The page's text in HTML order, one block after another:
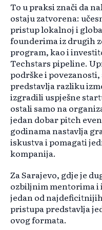
To u praksi znači da
ostaju zatvorena:
pristup lokalnoj i
founderima iz drugih
program, kao i
Techstars pipeline.
podrške i povezanosti,
predstavlja razliku
izgradili uspješne
ostali samo na
jedan dobar pitch
godinama nastavlja
iskustva i pomagati
kompanija.
Za Sarajevo, gdje je
ozbiljnim mentorima i
jedan od
pristupa predstavlja
ovog formata.